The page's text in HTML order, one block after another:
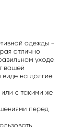
одежды -
отлично
уходе.
вашей
виде на долгие
с такими же
перед